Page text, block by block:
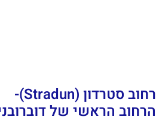
רחוב סטרדון (Stradun)-
הרחוב הראשי של